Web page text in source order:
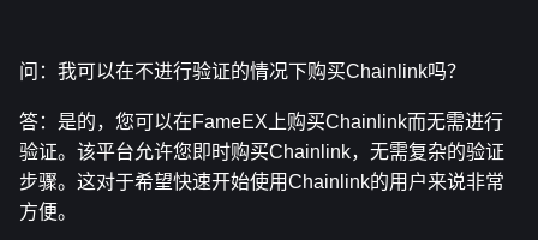
问：我可以在不进行验证的情况下购买Chainlink吗？
答：是的，您可以在FameEX上购买Chainlink而无需进行
验证。该平台允许您即时购买Chainlink，无需复杂的验证
步骤。这对于希望快速开始使用Chainlink的用户来说非常
方便。